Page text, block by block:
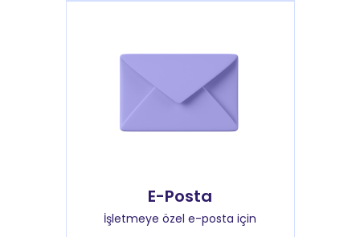
E-Posta
İşletmeye özel e-posta için